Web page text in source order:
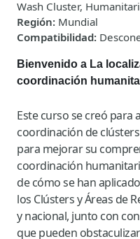
Wash Cluster,
Región: Mundial
Compatibilidad:
Bienvenido a La
coordinación
Este curso se creó para
coordinación de
para mejorar su
coordinación
de cómo se han
los Clústers y Áreas de
y nacional, junto con
que pueden